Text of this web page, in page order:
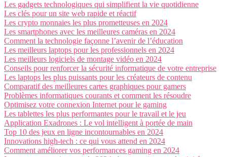
Les gadgets technologiques qui simplifient la vie quotidienne
Les clés pour un site web rapide et réactif
Les crypto monnaies les plus prometteuses en 2024
Les smartphones avec les meilleures caméras en 2024
Comment la technologie façonne l’avenir de l’éducation
Les meilleurs laptops pour les professionnels en 2024
Les meilleurs logiciels de montage vidéo en 2024
Conseils pour renforcer la sécurité informatique de votre entreprise
Les laptops les plus puissants pour les créateurs de contenu
Comparatif des meilleures cartes graphiques pour gamers
Problèmes informatiques courants et comment les résoudre
Optimisez votre connexion Internet pour le gaming
Les tablettes les plus performantes pour le travail et le jeu
Application Exadrones : Le vol intelligent à portée de main
Top 10 des jeux en ligne incontournables en 2024
Innovations high-tech : ce qui vous attend en 2024
Comment améliorer vos performances gaming en 2024